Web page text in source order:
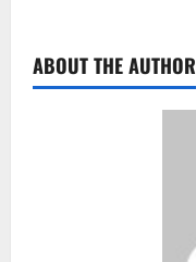
ABOUT THE AUTHOR